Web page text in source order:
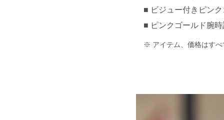
ビジュー付きピン
ピンクゴールド腕
アイテム、価格はす